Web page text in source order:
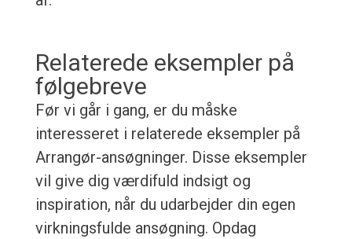
Relaterede eksempler på
følgebreve
Før vi går i gang, er du måske
interesseret i relaterede eksempler på
Arrangør-ansøgninger. Disse eksempler
vil give dig værdifuld indsigt og
inspiration, når du udarbejder din egen
virkningsfulde ansøgning. Opdag